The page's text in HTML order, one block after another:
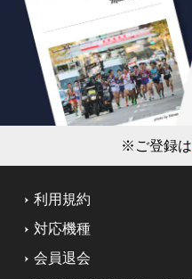
※ご登録は
利用規約
対応機種
会員退会